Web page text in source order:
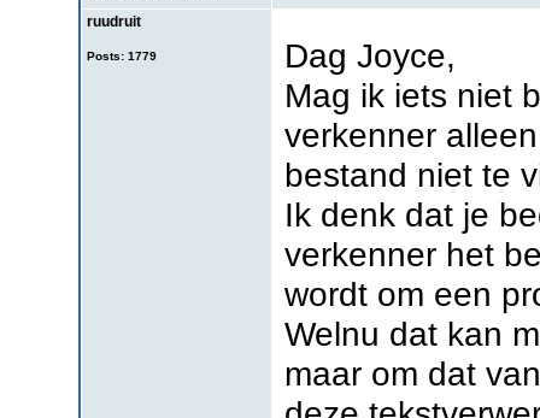
ruudruit
Posts: 1779
Dag Joyce,
Mag ik iets niet
verkenner
bestand niet te
Ik denk dat je
verkenner het
wordt om een
Welnu dat kan
maar om dat